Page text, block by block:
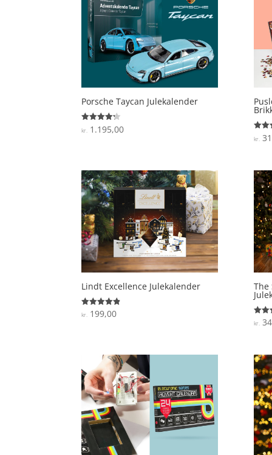
Porsche Taycan Julekalender
Vurderet
4.2
kr. 1.195,00
3.8
kr.
Lindt Excellence Julekalender
Vurderet
4.8
kr. 199,00
The
4.9
kr.